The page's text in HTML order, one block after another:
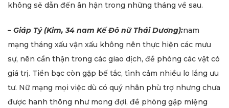
không sẽ dẫn đến ân hận trong những tháng về sau.
– Giáp Tý (Kim, 34 nam Kế Đô nữ Thái Dương):nam
mạng tháng xấu vận xấu không nên thực hiện các mưu
sự, nên cẩn thận trong các giao dịch, đề phòng các vật có
giá trị. Tiền bạc còn gặp bế tắc, tình cảm nhiều lo lắng ưu
tư. Nữ mạng mọi việc dù có quý nhân phù trợ nhưng chưa
được hanh thông như mong đợi, đề phòng gặp miệng